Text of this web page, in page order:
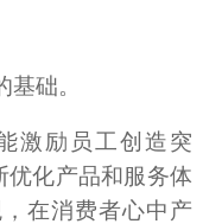
础。
激励员工创造突
优化产品和服务体
在消费者心中产